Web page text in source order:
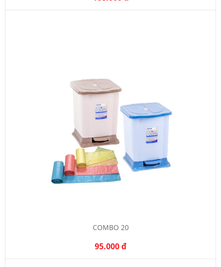
COMBO 20
95.000 đ